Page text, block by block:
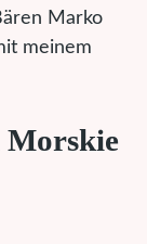
Marko
meinem
Morskie